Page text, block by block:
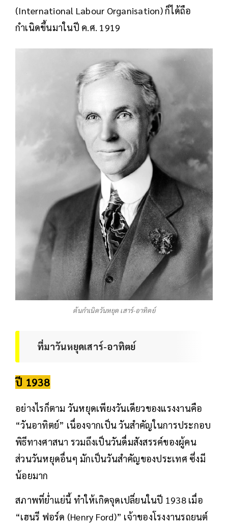
(International Labour Organisation) ก็ได้ถือ
กำเนิดขึ้นมาในปี ค.ศ. 1919
ต้นกำเนิดวันหยุด เสาร์-อาทิตย์
ที่มาวันหยุดเสาร์-อาทิตย์
ปี 1938
อย่างไรก็ตาม วันหยุดเพียงวันเดียวของแรงงานคือ
“วันอาทิตย์” เนื่องจากเป็น วันสำคัญในการประกอบ
พิธีทางศาสนา รวมถึงเป็นวันดื่มสังสรรค์ของผู้คน
ส่วนวันหยุดอื่นๆ มักเป็นวันสำคัญของประเทศ ซึ่งมี
น้อยมาก
สภาพที่ย่ำแย่นี้ ทำให้เกิดจุดเปลี่ยนในปี 1938 เมื่อ
“เฮนรี ฟอร์ด (Henry Ford)” เจ้าของโรงงานรถยนต์